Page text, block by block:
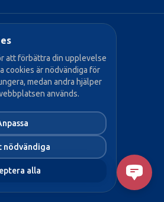
att förbättra din upplevelse
cookies är nödvändiga för
medan andra hjälper
används.
nödvändiga
alla